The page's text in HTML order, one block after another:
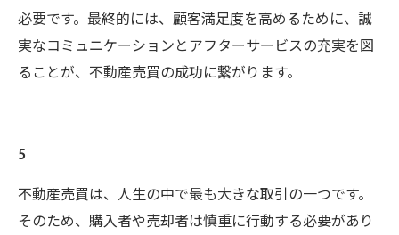
必要です。最終的には、顧客満足度を高めるために、誠
実なコミュニケーションとアフターサービスの充実を図
ることが、不動産売買の成功に繋がります。
5
不動産売買は、人生の中で最も大きな取引の一つです。
そのため、購入者や売却者は慎重に行動する必要があり